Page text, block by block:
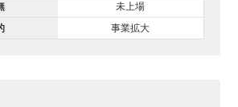
未上場
事業拡大